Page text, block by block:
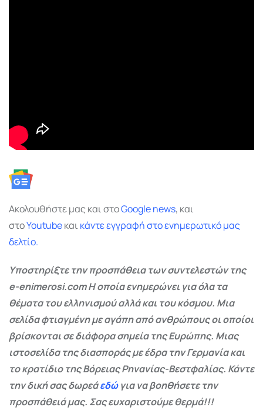
Ακολουθήστε μας και στοGooglenews, και
στοYoutubeκαι κάντε εγγραφή στο ενημερωτικό μας
δελτίο.
Υποστηρίξτε την προσπάθεια των συντελεστών της
e-enimerosi.com Η οποία ενημερώνει για όλα τα
θέματα του ελληνισμού αλλά και του κόσμου. Μια
σελίδα φτιαγμένη με αγάπη από ανθρώπους οι οποίοι
βρίσκονται σε διάφορα σημεία της Ευρώπης. Μιας
ιστοσελίδα της διασποράς με έδρα την Γερμανία και
το κρατίδιο της Βόρειας Ρηνανίας-Βεστφαλίας. Κάντε
την δική σας δωρεάεδώγια να βοηθήσετε την
προσπάθειά μας. Σας ευχαριστούμε θερμά!!!